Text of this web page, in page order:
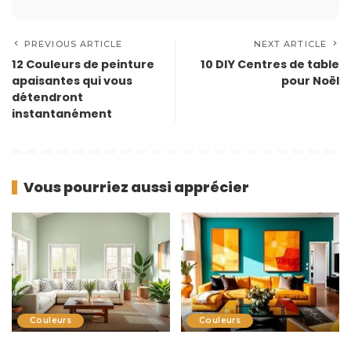
PREVIOUS ARTICLE
12 Couleurs de peinture
apaisantes qui vous
détendront
instantanément
NEXT ARTICLE
10 DIY Centres de table
pour Noël
Vous pourriez aussi apprécier
Couleurs Couleurs